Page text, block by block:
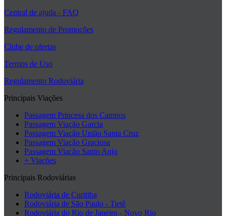
Central de ajuda - FAQ
Regulamento de Promoções
Clube de ofertas
Termos de Uso
Regulamento Rodoviária
Principais Viações
Passagem Princesa dos Campos
Passagem Viação Garcia
Passagem Viação União Santa Cruz
Passagem Viação Graciosa
Passagem Viação Santo Anjo
+ Viações
Principais Rodoviárias
Rodoviária de Curitiba
Rodoviária de São Paulo - Tietê
Rodoviária do Rio de Janeiro - Novo Rio